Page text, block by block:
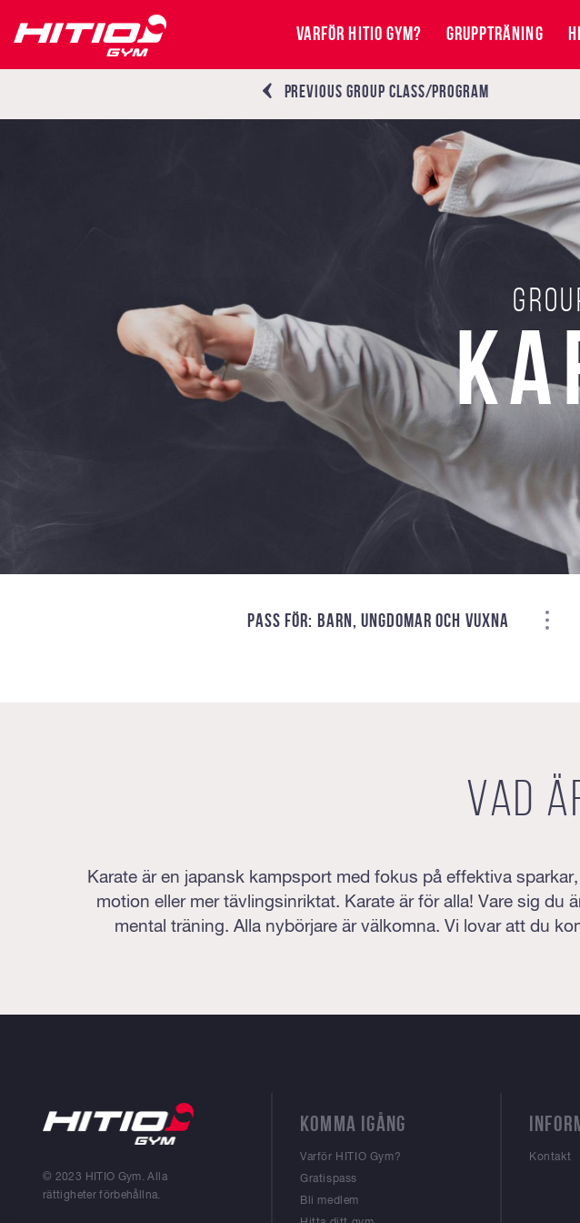
VARFÖR HITIO GYM? GRUPPTRÄNING
PREVIOUSGROUP CLASS/PROGRAM
PASS FÖR: BARN, UNGDOMAR OCH VUXNA
VAD
Karate är en japansk kampsport med fokus på effektiva
motion eller mer tävlingsinriktat. Karate är för alla! Vare sig
mental träning. Alla nybörjare är välkomna. Vi lovar att du
© 2023 HITIO Gym. Alla
rättigheter förbehållna.
KOMMA IGÅNG
Varför HITIO Gym?
Gratispass
Bli medlem
Kontakt